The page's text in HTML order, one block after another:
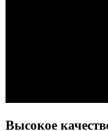
Высокое